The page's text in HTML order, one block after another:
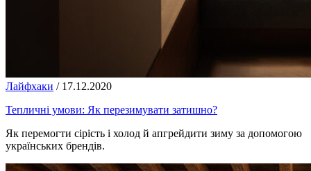
Лайфхаки / 17.12.2020
Тепличні умови: Як перезимувати затишно?
Як перемогти сірість і холод й апгрейдити зиму за допомогою
українських брендів.